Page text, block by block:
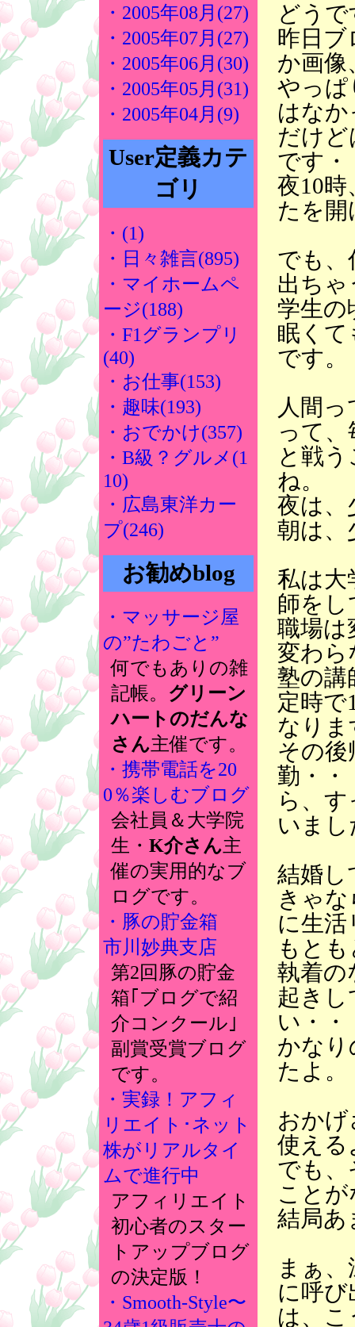
・2005年08月(27)
・2005年07月(27)
・2005年06月(30)
・2005年05月(31)
・2005年04月(9)
User定義カテ
ゴリ
・(1)
・日々雑言(895)
・マイホームペ
ージ(188)
・F1グランプリ
(40)
・お仕事(153)
・趣味(193)
・おでかけ(357)
・B級？グルメ(1
10)
・広島東洋カー
プ(246)
お勧めblog
・マッサージ屋
の”たわごと”
何でもありの雑
記帳。 グリーン
ハートのだんな
さん主催です。
・携帯電話を20
0％楽しむブログ
会社員＆大学院
生・ K介さん主
催の実用的なブ
ログです。
・豚の貯金箱
市川妙典支店
第2回豚の貯金
箱｢ブログで紹
介コンクール｣
副賞受賞ブログ
です。
・実録！アフィ
リエイト･ネット
株がリアルタイ
ムで進行中
アフィリエイト
初心者のスター
トアップブログ
の決定版！
・Smooth-Style〜
どう
昨日ブ
か画像
やっぱ
はな
だけ
です・
夜10
たを
でも、
出ちゃ
学生の
眠くて
です。
人間
って
と戦
ね。
夜は、
朝は、
私は大
師をし
職場は
変わら
塾の講
定時で
なりま
その後
勤・・
ら、
いまし
結婚し
きゃ
に生
もと
執着の
起き
い・・
かなり
たよ。
おか
使える
でも、
こと
結局あ
まぁ
に呼
は、